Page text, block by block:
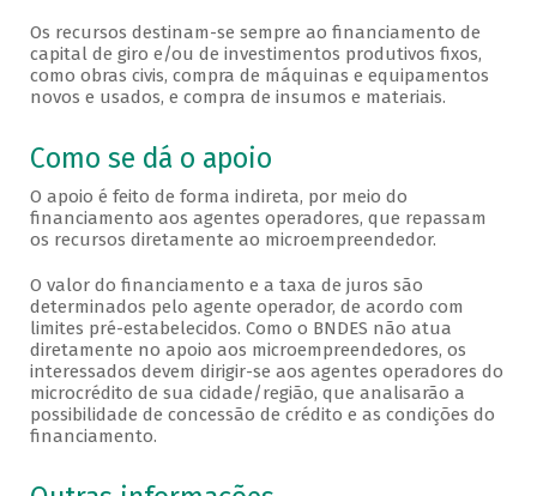
Os recursos destinam-se sempre ao financiamento de
capital de giro e/ou de investimentos produtivos fixos,
como obras civis, compra de máquinas e equipamentos
novos e usados, e compra de insumos e materiais.
Como se dá o apoio
O apoio é feito de forma indireta, por meio do
financiamento aos agentes operadores, que repassam
os recursos diretamente ao microempreendedor.
O valor do financiamento e a taxa de juros são
determinados pelo agente operador, de acordo com
limites pré-estabelecidos. Como o BNDES não atua
diretamente no apoio aos microempreendedores, os
interessados devem dirigir-se aos agentes operadores do
microcrédito de sua cidade/região, que analisarão a
possibilidade de concessão de crédito e as condições do
financiamento.